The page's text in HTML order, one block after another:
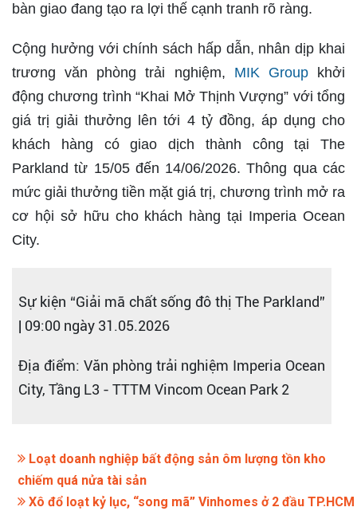
bàn giao đang tạo ra lợi thế cạnh tranh rõ ràng.
Cộng hưởng với chính sách hấp dẫn, nhân dịp khai
trương văn phòng trải nghiệm, MIK Groupkhởi
động chương trình “Khai Mở Thịnh Vượng” với tổng
giá trị giải thưởng lên tới 4 tỷ đồng, áp dụng cho
khách hàng có giao dịch thành công tại The
Parkland từ 15/05 đến 14/06/2026. Thông qua các
mức giải thưởng tiền mặt giá trị, chương trình mở ra
cơ hội sở hữu cho khách hàng tại Imperia Ocean
City.
Sự kiện “Giải mã chất sống đô thị The Parkland”
| 09:00 ngày 31.05.2026
Địa điểm: Văn phòng trải nghiệm Imperia Ocean
City, Tầng L3 - TTTM Vincom Ocean Park 2
Loạt doanh nghiệp bất động sản ôm lượng tồn kho
chiếm quá nửa tài sản
Xô đổ loạt kỷ lục, “song mã” Vinhomes ở 2 đầu TP.HCM